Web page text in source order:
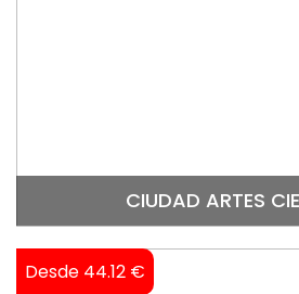
CIUDAD ARTES
Desde 44.12 €